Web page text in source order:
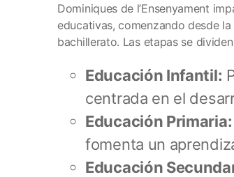
Dominiques de l’Ensenyament
educativas, comenzando desde la
bachillerato. Las etapas se
Educación Infantil:
centrada en el
Educación Primaria:
fomenta un
Educación